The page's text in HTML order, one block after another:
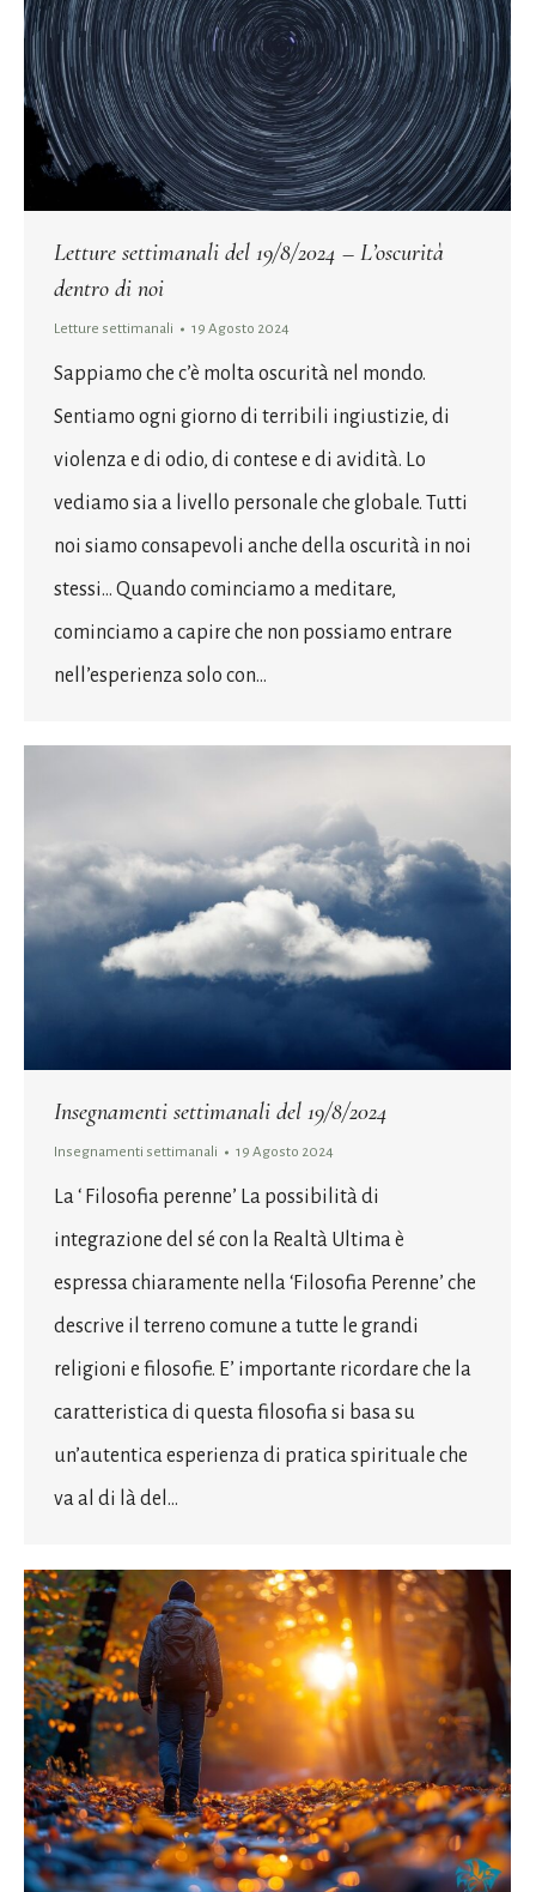
Letture settimanali del 19/8/2024 – L’oscurità
dentro di noi
Letture settimanali 19 Agosto 2024
Sappiamo che c’è molta oscurità nel mondo.
Sentiamo ogni giorno di terribili ingiustizie, di
violenza e di odio, di contese e di avidità. Lo
vediamo sia a livello personale che globale. Tutti
noi siamo consapevoli anche della oscurità in noi
stessi… Quando cominciamo a meditare,
cominciamo a capire che non possiamo entrare
nell’esperienza solo con…
Insegnamenti settimanali del 19/8/2024
Insegnamenti settimanali 19 Agosto 2024
La ‘ Filosofia perenne’ La possibilità di
integrazione del sé con la Realtà Ultima è
espressa chiaramente nella ‘Filosofia Perenne’ che
descrive il terreno comune a tutte le grandi
religioni e filosofie. E’ importante ricordare che la
caratteristica di questa filosofia si basa su
un’autentica esperienza di pratica spirituale che
va al di là del…